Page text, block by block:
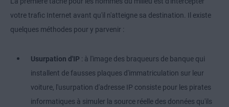
votre trafic Internet avant qu'il n'atteigne sa destination. Il existe
quelques méthodes pour y parvenir :
Usurpation d'IP : à l'image des braqueurs de banque qui
installent de fausses plaques d'immatriculation sur leur
voiture, l'usurpation d'adresse IP consiste pour les pirates
informatiques à simuler la source réelle des données qu'ils